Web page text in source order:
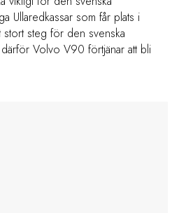
Ullaredkassar som får plats i
stort steg för den svenska
Volvo V90 förtjänar att bli